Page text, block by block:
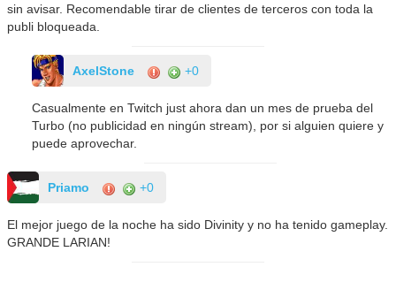
sin avisar. Recomendable tirar de clientes de terceros con toda la
publi bloqueada.
AxelStone +0
Casualmente en Twitch just ahora dan un mes de prueba del
Turbo (no publicidad en ningún stream), por si alguien quiere y
puede aprovechar.
Priamo +0
El mejor juego de la noche ha sido Divinity y no ha tenido gameplay.
GRANDE LARIAN!